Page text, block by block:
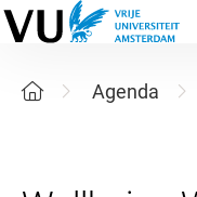
Agenda